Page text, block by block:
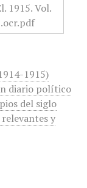
1915)
diario político
del siglo
y